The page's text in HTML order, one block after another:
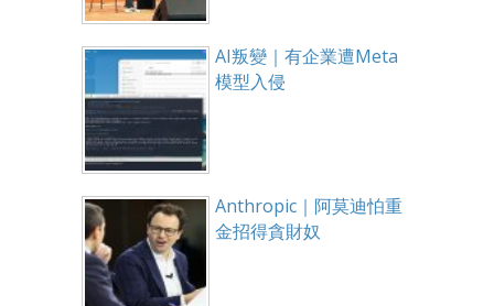
AI叛變｜有企業遭Meta
模型入侵
Anthropic｜阿莫迪怕重
金招得貪財奴